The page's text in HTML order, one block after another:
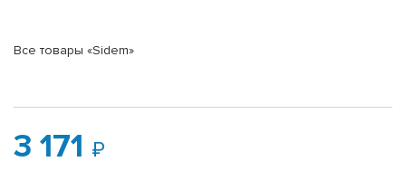
Все товары «Sidem»
3 171